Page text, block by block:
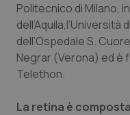
Lazio
Liguria
Diabete &
Disturbi
Politecnico di Milano,
dell’Aquila,l’Università
dell’Ospedale S.
Negrar (Verona) ed è
Telethon.
La retina è